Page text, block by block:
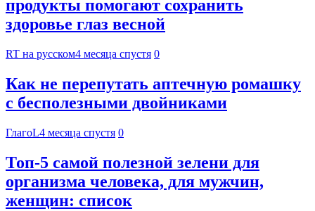
продукты помогают сохранить
здоровье глаз весной
RT на русском4 месяца спустя 0
Как не перепутать аптечную ромашку
с бесполезными двойниками
ГлагоL4 месяца спустя 0
Топ-5 самой полезной зелени для
организма человека, для мужчин,
женщин: список